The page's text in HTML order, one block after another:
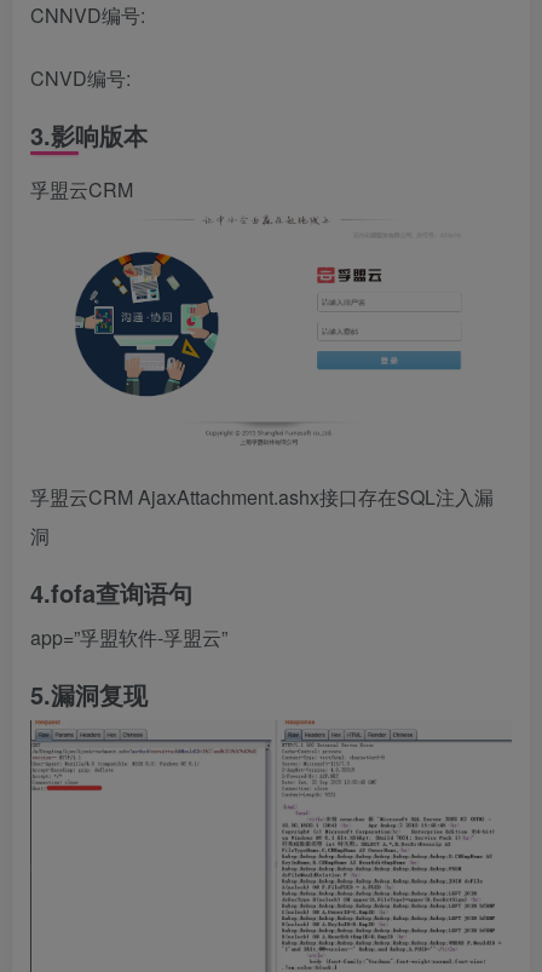
CNNVD编号:
CNVD编号:
3.影响版本
孚盟云CRM
孚盟云CRM AjaxAttachment.ashx接口存在SQL注入漏
洞
4.fofa查询语句
app=”孚盟软件-孚盟云”
5.漏洞复现